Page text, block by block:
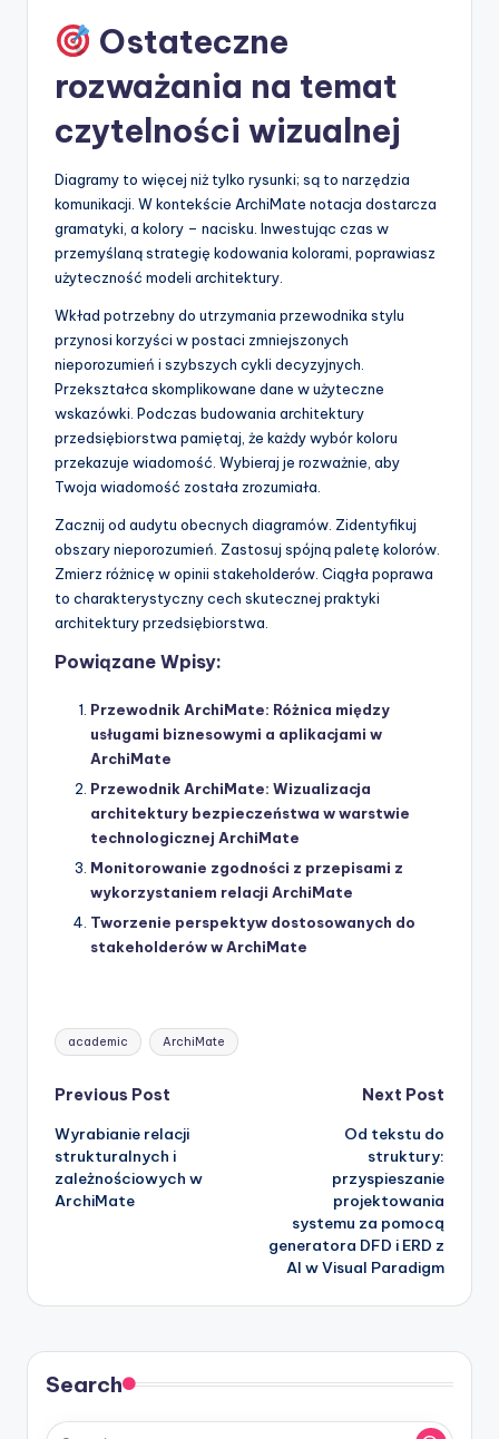
Ostateczne
rozważania na temat
czytelności wizualnej
Diagramy to więcej niż tylko rysunki; są to narzędzia
komunikacji. W kontekście ArchiMate notacja dostarcza
gramatyki, a kolory – nacisku. Inwestując czas w
przemyślaną strategię kodowania kolorami, poprawiasz
użyteczność modeli architektury.
Wkład potrzebny do utrzymania przewodnika stylu
przynosi korzyści w postaci zmniejszonych
nieporozumień i szybszych cykli decyzyjnych.
Przekształca skomplikowane dane w użyteczne
wskazówki. Podczas budowania architektury
przedsiębiorstwa pamiętaj, że każdy wybór koloru
przekazuje wiadomość. Wybieraj je rozważnie, aby
Twoja wiadomość została zrozumiała.
Zacznij od audytu obecnych diagramów. Zidentyfikuj
obszary nieporozumień. Zastosuj spójną paletę kolorów.
Zmierz różnicę w opinii stakeholderów. Ciągła poprawa
to charakterystyczny cech skutecznej praktyki
architektury przedsiębiorstwa.
Powiązane Wpisy:
Przewodnik ArchiMate: Różnica między
usługami biznesowymi a aplikacjami w
ArchiMate
Przewodnik ArchiMate: Wizualizacja
architektury bezpieczeństwa w warstwie
technologicznej ArchiMate
Monitorowanie zgodności z przepisami z
wykorzystaniem relacji ArchiMate
Tworzenie perspektyw dostosowanych do
stakeholderów w ArchiMate
Tags:
academic ArchiMate
Post
navigation
Previous Post
Wyrabianie relacji
strukturalnych i
zależnościowych w
ArchiMate
Next Post
Od tekstu do
struktury:
przyspieszanie
projektowania
systemu za pomocą
generatora DFD i ERD z
AI w Visual Paradigm
Search